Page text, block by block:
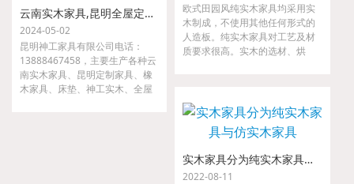
云南实木家具,昆明全屋定制家具,昆明实木家具厂
2024-05-02
昆明神工家具有限公司电话：
13888467458，主要生产各种云
南实木家具、昆明定制家具、橡
木家具、床垫、神工实木、全屋
欧式田园风纯实木家具均采用实
木制成，不使用其他任何形式的
人造板。纯实木家具对工艺及材
质要求很高。实木的选材、烘
象，大则整套家具变形，以至无
法使用。
实木家具分为纯实木家具与仿实木家具
2022-08-11